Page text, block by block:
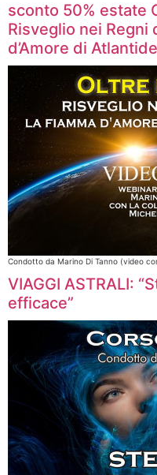
sconto 50% estate
Risveglio nei Regni
d’Amore di
Condotto da Marino Di Tanno (video
VIAGGI ASTRALI:
efficace”